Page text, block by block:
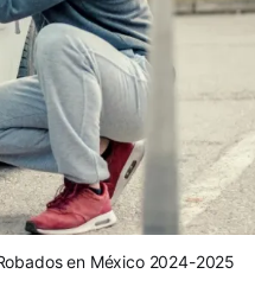
en México 2024-2025